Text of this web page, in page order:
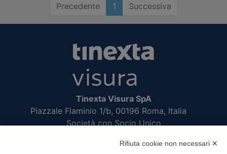
Precedente 1 Successiva
Tinexta Visura SpA
Piazzale Flaminio 1/b, 00196 Roma, Italia
Società con Socio Unico
di Tinexta SpARifiuta cookie non necessari ✕